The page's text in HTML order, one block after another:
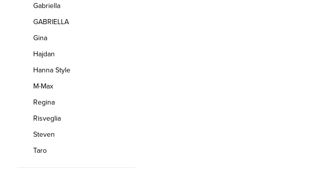
Gabriella
GABRIELLA
Gina
Hajdan
Hanna Style
M-Max
Regina
Risveglia
Steven
Taro